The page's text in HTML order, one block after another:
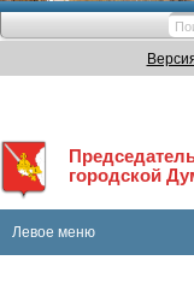
городской
Левое меню